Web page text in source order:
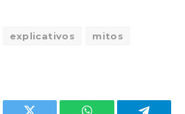
explicativos
mitos